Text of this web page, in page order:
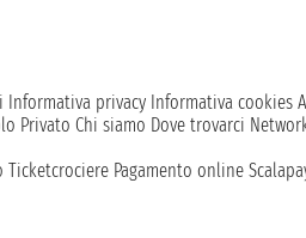
Informativa privacy Informativa cookies
Privato Chi siamo Dove trovarci
Ticketcrociere Pagamento online